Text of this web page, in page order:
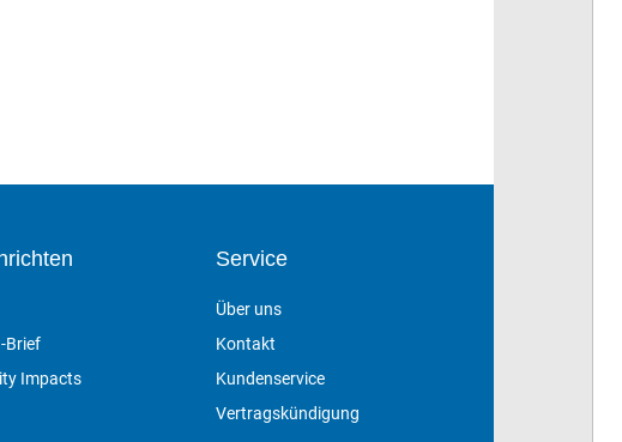
Brief
Impacts
Service
Über uns
Kontakt
Kundenservice
Vertragskündigung